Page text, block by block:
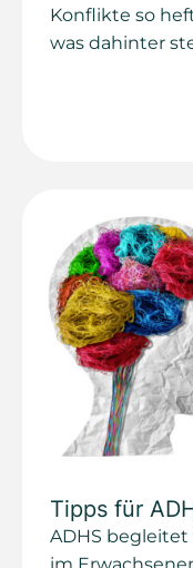
Konflikte so
was dahinter
Tipps für
ADHS